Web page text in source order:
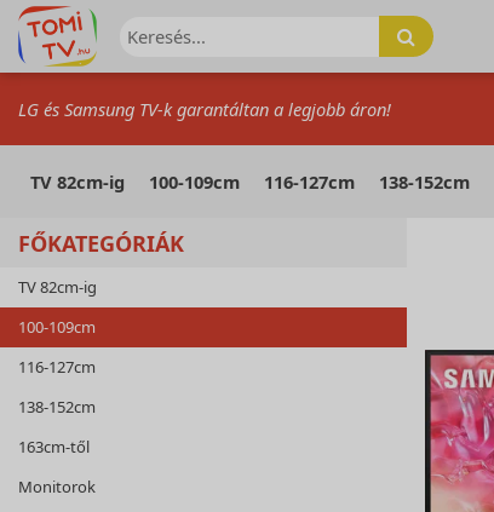
LG és Samsung TV-k garantáltan a legjobb áron!
TV 82cm-ig 100-109cm 116-127cm 138-152cm
FŐKATEGÓRIÁK
TV 82cm-ig
100-109cm
116-127cm
138-152cm
163cm-től
Monitorok